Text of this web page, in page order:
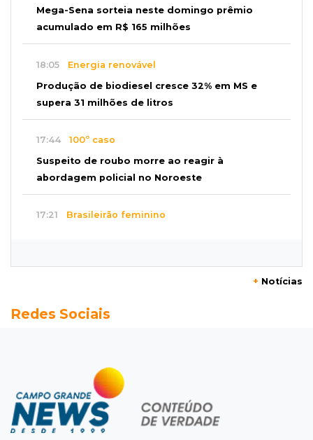
Mega-Sena sorteia neste domingo prêmio
acumulado em R$ 165 milhões
18:05 Energia renovável
Produção de biodiesel cresce 32% em MS e
supera 31 milhões de litros
17:44 100º caso
Suspeito de roubo morre ao reagir à
abordagem policial no Noroeste
17:21 Brasileirão feminino
Grêmio vira sobre São Paulo com gol de falta
Rajadas de vento
Inmet faz alerta de vendaval e tempestade
com rajadas de até 60 km/h em MS
+ Notícias
Redes Sociais